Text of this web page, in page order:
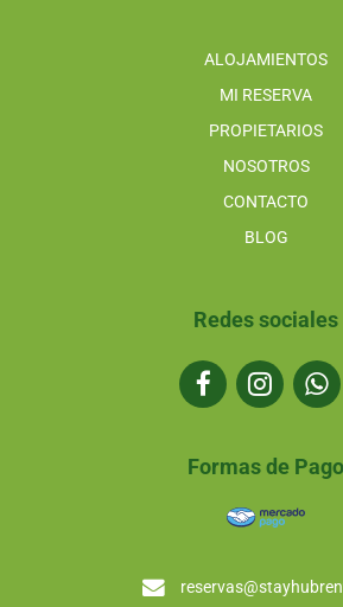
ALOJAMIENTOS
MI RESERVA
PROPIETARIOS
NOSOTROS
CONTACTO
BLOG
Redes sociales
Formas de Pago